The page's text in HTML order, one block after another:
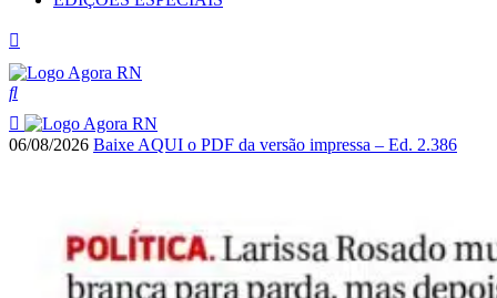
06/08/2026 Baixe AQUI o PDF da versão impressa – Ed. 2.386